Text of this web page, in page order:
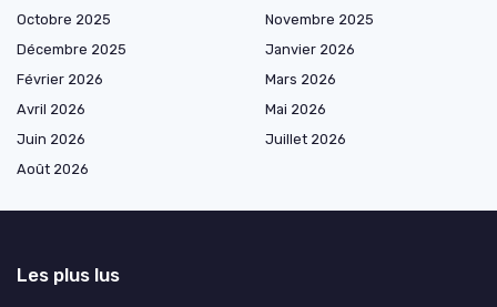
Octobre 2025
Novembre 2025
Décembre 2025
Janvier 2026
Février 2026
Mars 2026
Avril 2026
Mai 2026
Juin 2026
Juillet 2026
Août 2026
Les plus lus